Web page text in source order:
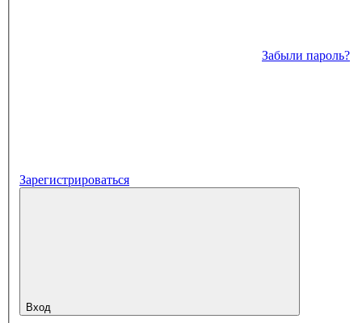
Забыли пароль?
Зарегистрироваться
Вход